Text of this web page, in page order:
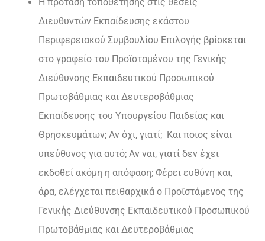
Διευθυντών Εκπαίδευσης εκάστου
Περιφερειακού Συμβουλίου Επιλογής βρίσκεται
στο γραφείο του Προϊσταμένου της Γενικής
Διεύθυνσης Εκπαιδευτικού Προσωπικού
Πρωτοβάθμιας και Δευτεροβάθμιας
Εκπαίδευσης του Υπουργείου Παιδείας και
Θρησκευμάτων; Αν όχι, γιατί; Και ποιος είναι
υπεύθυνος για αυτό; Αν ναι, γιατί δεν έχει
εκδοθεί ακόμη η απόφαση; Φέρει ευθύνη και,
άρα, ελέγχεται πειθαρχικά ο Προϊστάμενος της
Γενικής Διεύθυνσης Εκπαιδευτικού Προσωπικού
Πρωτοβάθμιας και Δευτεροβάθμιας